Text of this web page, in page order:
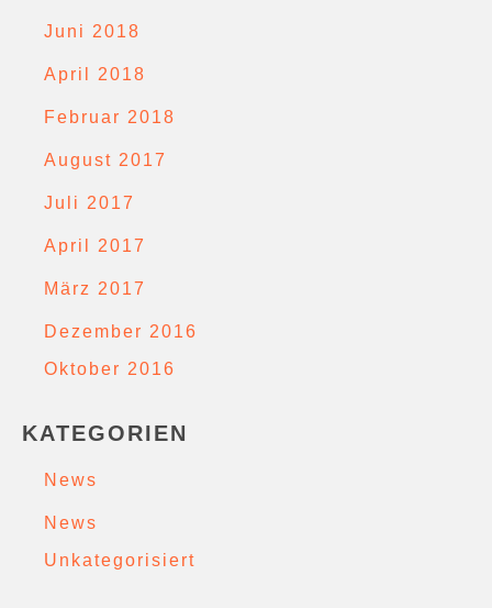
Juni 2018
April 2018
Februar 2018
August 2017
Juli 2017
April 2017
März 2017
Dezember 2016
Oktober 2016
KATEGORIEN
News
News
Unkategorisiert